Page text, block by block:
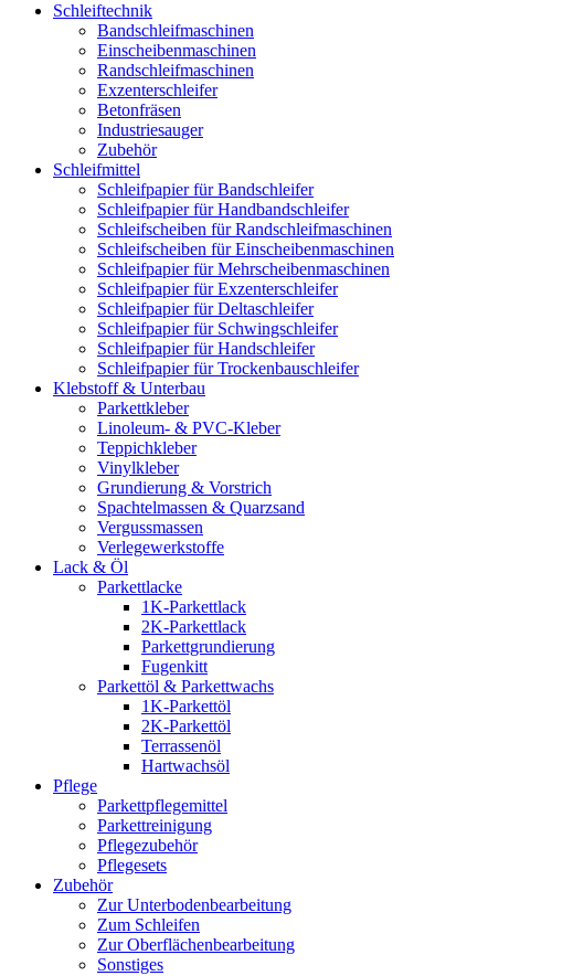
Schleiftechnik
Bandschleifmaschinen
Einscheibenmaschinen
Randschleifmaschinen
Exzenterschleifer
Betonfräsen
Industriesauger
Zubehör
Schleifmittel
Schleifpapier für Bandschleifer
Schleifpapier für Handbandschleifer
Schleifscheiben für Randschleifmaschinen
Schleifscheiben für Einscheibenmaschinen
Schleifpapier für Mehrscheibenmaschinen
Schleifpapier für Exzenterschleifer
Schleifpapier für Deltaschleifer
Schleifpapier für Schwingschleifer
Schleifpapier für Handschleifer
Schleifpapier für Trockenbauschleifer
Klebstoff & Unterbau
Parkettkleber
Linoleum- & PVC-Kleber
Teppichkleber
Vinylkleber
Grundierung & Vorstrich
Spachtelmassen & Quarzsand
Vergussmassen
Verlegewerkstoffe
Lack & Öl
Parkettlacke
1K-Parkettlack
2K-Parkettlack
Parkettgrundierung
Fugenkitt
Parkettöl & Parkettwachs
1K-Parkettöl
2K-Parkettöl
Terrassenöl
Hartwachsöl
Pflege
Parkettpflegemittel
Parkettreinigung
Pflegezubehör
Pflegesets
Zubehör
Zur Unterbodenbearbeitung
Zum Schleifen
Zur Oberflächenbearbeitung
Sonstiges